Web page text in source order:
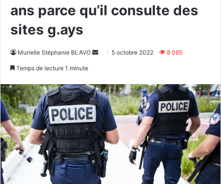
ans parce qu’il consulte des
sites g.ays
Murielle Stéphanie BLAVO
Envoyer5 octobre 2022 8 065
Temps de lecture 1 minute